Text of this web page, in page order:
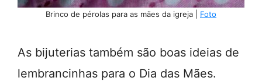
Brinco de pérolas para as mães da igreja | Foto
As bijuterias também são boas ideias de
lembrancinhas para o Dia das Mães.